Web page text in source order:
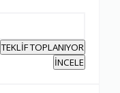
TEKLİF TOPLANIYOR
İNCELE